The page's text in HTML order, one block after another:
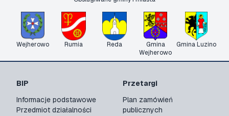
Wejherowo Rumia Reda
Gmina
Wejherowo
Gmina Luzino
BIP
Informacje podstawowe
Przedmiot działalności
Przetargi
Plan zamówień
publicznych